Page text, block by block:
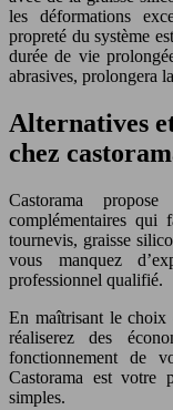
les déformations
propreté du système
durée de vie
abrasives, prolongera
Alternatives
chez
Castorama
complémentaires qui
tournevis, graisse
vous manquez
professionnel qualifié.
En maîtrisant le choix
réaliserez des
fonctionnement de
Castorama est votre
simples.